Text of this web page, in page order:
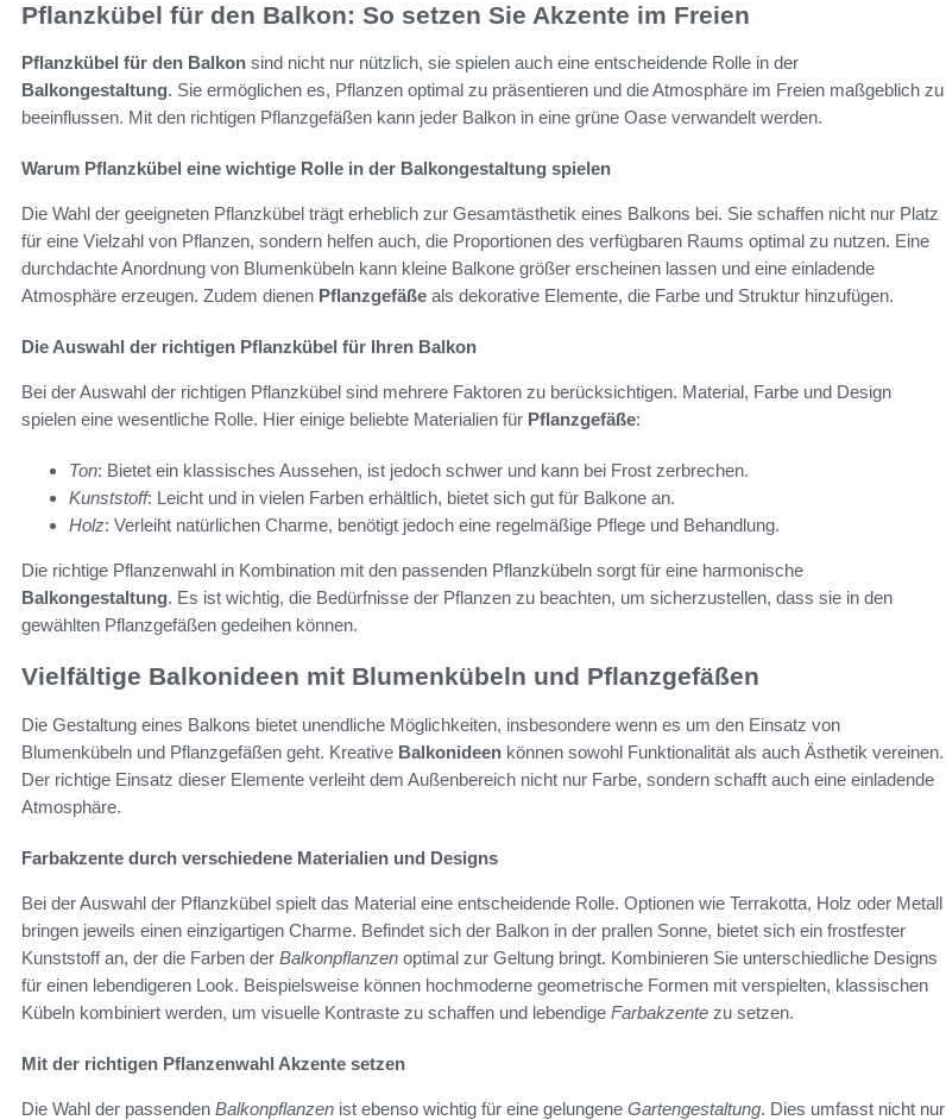
Pflanzkübel für den Balkon: So setzen Sie Akzente im Freien
Pflanzkübel für den Balkon sind nicht nur nützlich, sie spielen auch eine entscheidende Rolle in der
Balkongestaltung. Sie ermöglichen es, Pflanzen optimal zu präsentieren und die Atmosphäre im Freien maßgeblich zu
beeinflussen. Mit den richtigen Pflanzgefäßen kann jeder Balkon in eine grüne Oase verwandelt werden.
Warum Pflanzkübel eine wichtige Rolle in der Balkongestaltung spielen
Die Wahl der geeigneten Pflanzkübel trägt erheblich zur Gesamtästhetik eines Balkons bei. Sie schaffen nicht nur Platz
für eine Vielzahl von Pflanzen, sondern helfen auch, die Proportionen des verfügbaren Raums optimal zu nutzen. Eine
durchdachte Anordnung von Blumenkübeln kann kleine Balkone größer erscheinen lassen und eine einladende
Atmosphäre erzeugen. Zudem dienen Pflanzgefäße als dekorative Elemente, die Farbe und Struktur hinzufügen.
Die Auswahl der richtigen Pflanzkübel für Ihren Balkon
Bei der Auswahl der richtigen Pflanzkübel sind mehrere Faktoren zu berücksichtigen. Material, Farbe und Design
spielen eine wesentliche Rolle. Hier einige beliebte Materialien für Pflanzgefäße:
Ton: Bietet ein klassisches Aussehen, ist jedoch schwer und kann bei Frost zerbrechen.
Kunststoff: Leicht und in vielen Farben erhältlich, bietet sich gut für Balkone an.
Holz: Verleiht natürlichen Charme, benötigt jedoch eine regelmäßige Pflege und Behandlung.
Die richtige Pflanzenwahl in Kombination mit den passenden Pflanzkübeln sorgt für eine harmonische
Balkongestaltung. Es ist wichtig, die Bedürfnisse der Pflanzen zu beachten, um sicherzustellen, dass sie in den
gewählten Pflanzgefäßen gedeihen können.
Vielfältige Balkonideen mit Blumenkübeln und Pflanzgefäßen
Die Gestaltung eines Balkons bietet unendliche Möglichkeiten, insbesondere wenn es um den Einsatz von
Blumenkübeln und Pflanzgefäßen geht. Kreative Balkonideen können sowohl Funktionalität als auch Ästhetik vereinen.
Der richtige Einsatz dieser Elemente verleiht dem Außenbereich nicht nur Farbe, sondern schafft auch eine einladende
Atmosphäre.
Farbakzente durch verschiedene Materialien und Designs
Bei der Auswahl der Pflanzkübel spielt das Material eine entscheidende Rolle. Optionen wie Terrakotta, Holz oder Metall
bringen jeweils einen einzigartigen Charme. Befindet sich der Balkon in der prallen Sonne, bietet sich ein frostfester
Kunststoff an, der die Farben der Balkonpflanzen optimal zur Geltung bringt. Kombinieren Sie unterschiedliche Designs
für einen lebendigeren Look. Beispielsweise können hochmoderne geometrische Formen mit verspielten, klassischen
Kübeln kombiniert werden, um visuelle Kontraste zu schaffen und lebendige Farbakzente zu setzen.
Mit der richtigen Pflanzenwahl Akzente setzen
Die Wahl der passenden Balkonpflanzen ist ebenso wichtig für eine gelungene Gartengestaltung. Dies umfasst nicht nur